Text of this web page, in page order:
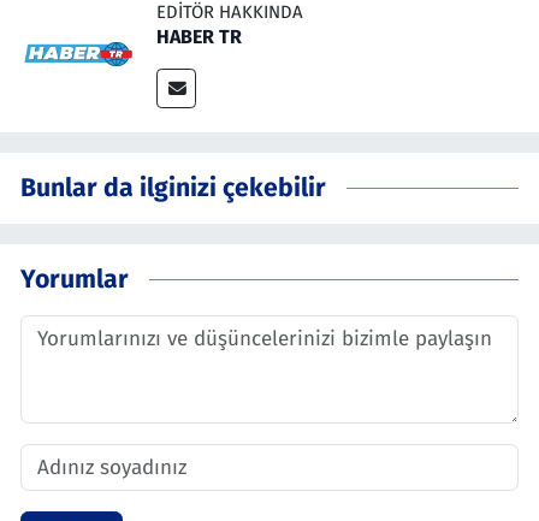
EDITÖR HAKKINDA
HABER TR
Bunlar da ilginizi çekebilir
Yorumlar